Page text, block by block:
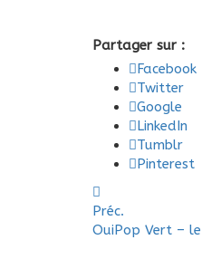
Partager sur :
Facebook
Twitter
Google
LinkedIn
Tumblr
Pinterest
Préc.
OuiPop Vert –